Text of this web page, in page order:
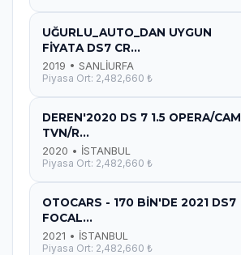
UĞURLU_AUTO_DAN UYGUN
FİYATA DS7 CR...
2019 • SANLİURFA
Piyasa Ort: 2,482,660 ₺
DEREN'2020 DS 7 1.5 OPERA/CAM
TVN/R...
2020 • İSTANBUL
Piyasa Ort: 2,482,660 ₺
OTOCARS - 170 BİN'DE 2021 DS7
FOCAL...
2021 • İSTANBUL
Piyasa Ort: 2,482,660 ₺